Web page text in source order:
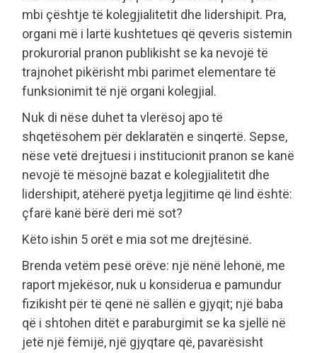
mbi çështje të kolegjialitetit dhe lidershipit. Pra,
organi më i lartë kushtetues që qeveris sistemin
prokurorial pranon publikisht se ka nevojë të
trajnohet pikërisht mbi parimet elementare të
funksionimit të një organi kolegjial.
Nuk di nëse duhet ta vlerësoj apo të
shqetësohem për deklaratën e sinqertë. Sepse,
nëse vetë drejtuesi i institucionit pranon se kanë
nevojë të mësojnë bazat e kolegjialitetit dhe
lidershipit, atëherë pyetja legjitime që lind është:
çfarë kanë bërë deri më sot?
Këto ishin 5 orët e mia sot me drejtësinë.
Brenda vetëm pesë orëve: një nënë lehonë, me
raport mjekësor, nuk u konsiderua e pamundur
fizikisht për të qenë në sallën e gjyqit; një baba
që i shtohen ditët e paraburgimit se ka sjellë në
jetë një fëmijë, një gjyqtare që, pavarësisht